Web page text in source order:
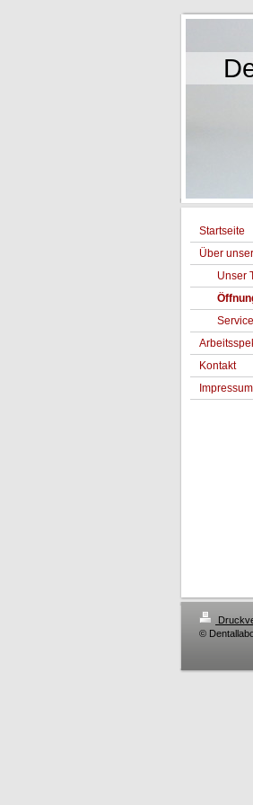
Startseite
Über
Unser
Kontakt
Impressum
©